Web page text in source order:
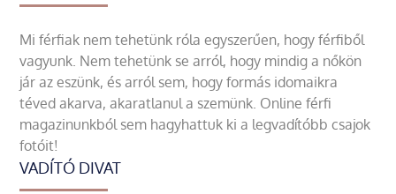
Mi férfiak nem tehetünk róla egyszerűen, hogy férfiből
vagyunk. Nem tehetünk se arról, hogy mindig a nőkön
jár az eszünk, és arról sem, hogy formás idomaikra
téved akarva, akaratlanul a szemünk. Online férfi
magazinunkból sem hagyhattuk ki a legvadítóbb csajok
fotóit!
VADÍTÓ DIVAT